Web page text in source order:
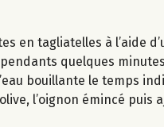
en tagliatelles à l’aide
quelques
bouillante le temps
l’oignon émincé